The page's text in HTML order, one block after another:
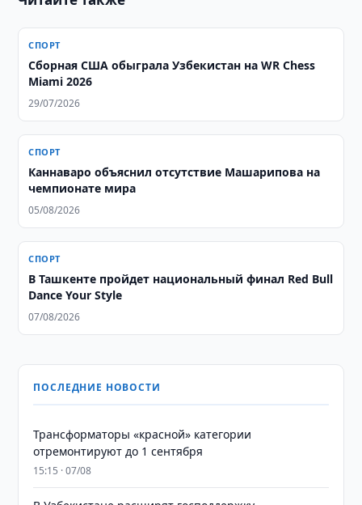
СПОРТ
Сборная США обыграла Узбекистан на WR Chess
Miami 2026
29/07/2026
СПОРТ
Каннаваро объяснил отсутствие Машарипова на
чемпионате мира
05/08/2026
СПОРТ
В Ташкенте пройдет национальный финал Red Bull
Dance Your Style
07/08/2026
ПОСЛЕДНИЕ НОВОСТИ
Трансформаторы «красной» категории
отремонтируют до 1 сентября
15:15 · 07/08